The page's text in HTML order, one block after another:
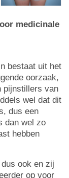
medicinale
bestaat uit het
oorzaak,
pijnstillers van
wel dat dit
dus een
dan wel zo
hebben
ook en zij
op voor